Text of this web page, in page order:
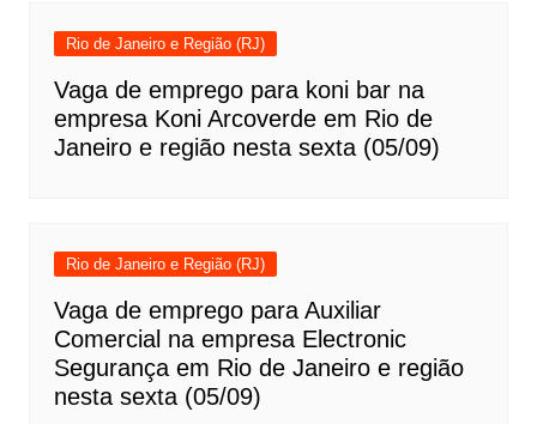
Rio de Janeiro e Região (RJ)
Vaga de emprego para koni bar na
empresa Koni Arcoverde em Rio de
Janeiro e região nesta sexta (05/09)
Rio de Janeiro e Região (RJ)
Vaga de emprego para Auxiliar
Comercial na empresa Electronic
Segurança em Rio de Janeiro e região
nesta sexta (05/09)